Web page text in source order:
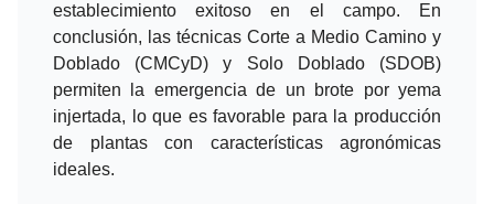
establecimiento exitoso en el campo. En
conclusión, las técnicas Corte a Medio Camino y
Doblado (CMCyD) y Solo Doblado (SDOB)
permiten la emergencia de un brote por yema
injertada, lo que es favorable para la producción
de plantas con características agronómicas
ideales.